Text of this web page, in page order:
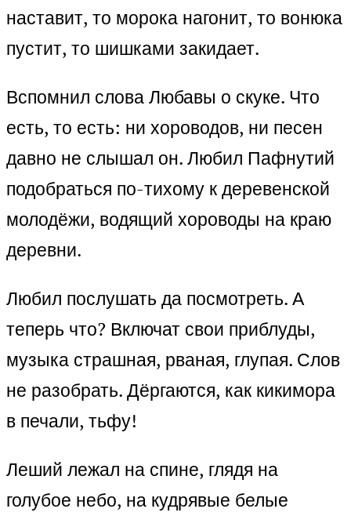
наставит, то морока нагонит, то вонюка
пустит, то шишками закидает.
Вспомнил слова Любавы о скуке. Что
есть, то есть: ни хороводов, ни песен
давно не слышал он. Любил Пафнутий
подобраться по-тихому к деревенской
молодёжи, водящий хороводы на краю
деревни.
Любил послушать да посмотреть. А
теперь что? Включат свои приблуды,
музыка страшная, рваная, глупая. Слов
не разобрать. Дёргаются, как кикимора
в печали, тьфу!
Леший лежал на спине, глядя на
голубое небо, на кудрявые белые